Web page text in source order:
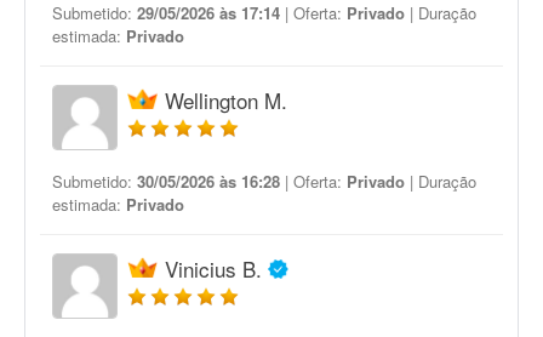
Submetido: 29/05/2026 às 17:14 | Oferta: Privado | Duração
estimada: Privado
Wellington M.
Submetido: 30/05/2026 às 16:28 | Oferta: Privado | Duração
estimada: Privado
Vinicius B.